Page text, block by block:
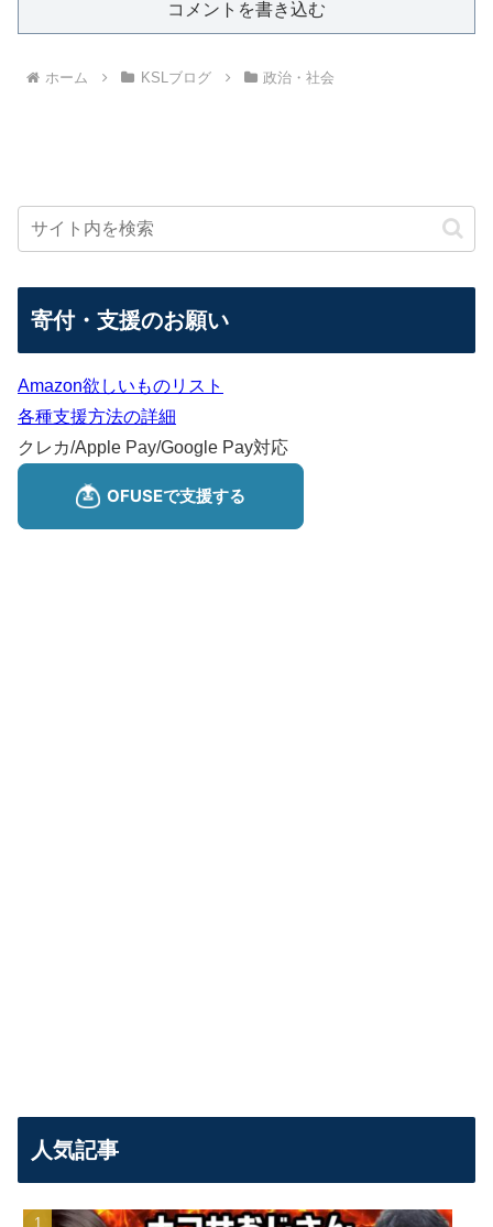
コメントを書き込む
ホーム KSLブログ 政治・社会
寄付・支援のお願い
Amazon欲しいものリスト
各種支援方法の詳細
クレカ/Apple Pay/Google Pay対応
人気記事